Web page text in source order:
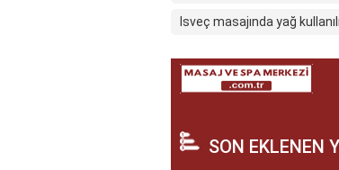
Isveç masajında yağ
SON EKLENEN